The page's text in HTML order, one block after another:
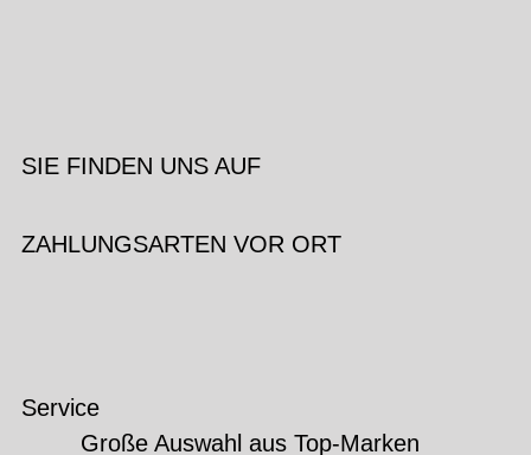
SIE FINDEN UNS AUF
ZAHLUNGSARTEN VOR ORT
Service
Große Auswahl aus Top-Marken